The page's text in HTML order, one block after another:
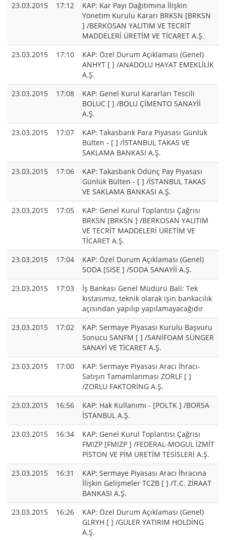
23.03.2015
17:12
KAP: Kar Payı Dağıtımına İlişkin
Yönetim Kurulu Kararı BRKSN [BRKSN
] /BERKOSAN YALITIM VE TECRİT
MADDELERİ ÜRETİM VE TİCARET A.Ş.
23.03.2015
17:10
KAP: Özel Durum Açıklaması (Genel)
ANHYT [ ] /ANADOLU HAYAT EMEKLİLİK
A.Ş.
23.03.2015
17:08
KAP: Genel Kurul Kararları Tescili
BOLUC [ ] /BOLU ÇİMENTO SANAYİİ
A.Ş.
23.03.2015
17:07
KAP: Takasbank Para Piyasası Günlük
Bülten - [ ] /İSTANBUL TAKAS VE
SAKLAMA BANKASI A.Ş.
23.03.2015
17:06
KAP: Takasbank Ödünç Pay Piyasası
Günlük Bülten - [ ] /İSTANBUL TAKAS
VE SAKLAMA BANKASI A.Ş.
23.03.2015
17:05
KAP: Genel Kurul Toplantısı Çağrısı
BRKSN [BRKSN ] /BERKOSAN YALITIM
VE TECRİT MADDELERİ ÜRETİM VE
TİCARET A.Ş.
23.03.2015
17:04
KAP: Özel Durum Açıklaması (Genel)
SODA [SISE ] /SODA SANAYİİ A.Ş.
23.03.2015
17:03
İş Bankası Genel Müdürü Bali: Tek
kıstasımız, teknik olarak işin bankacılık
açısından yapılıp yapılamayacağıdır
23.03.2015
17:02
KAP: Sermaye Piyasası Kurulu Başvuru
Sonucu SANFM [ ] /SANİFOAM SÜNGER
SANAYİ VE TİCARET A.Ş.
23.03.2015
17:00
KAP: Sermaye Piyasası Aracı İhracı-
Satışın Tamamlanması ZORLF [ ]
/ZORLU FAKTORİNG A.Ş.
23.03.2015
16:56
KAP: Hak Kullanımı - [POLTK ] /BORSA
İSTANBUL A.Ş.
23.03.2015
16:34
KAP: Genel Kurul Toplantısı Çağrısı
FMIZP [FMIZP ] /FEDERAL-MOGUL İZMİT
PİSTON VE PİM ÜRETİM TESİSLERİ A.Ş.
23.03.2015
16:31
KAP: Sermaye Piyasası Aracı İhracına
İlişkin Gelişmeler TCZB [ ] /T.C. ZİRAAT
BANKASI A.Ş.
23.03.2015
16:26
KAP: Özel Durum Açıklaması (Genel)
GLRYH [ ] /GÜLER YATIRIM HOLDİNG
A.Ş.